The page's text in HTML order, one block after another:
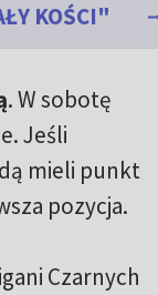
KOŚCI"
. W sobotę
Jeśli
mieli punkt
pozycja.
Czarnych